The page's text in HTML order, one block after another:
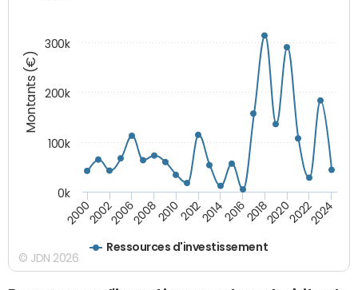
Montants (€)
Ressources d'investissement
200020022006200820102012201420162018202020222024
0k
100k
200k
300k
© JDN 2026